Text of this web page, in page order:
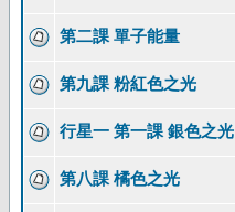
第二課 單子能量
第九課 粉紅色之光
行星一 第一課 銀色之光
第八課 橘色之光